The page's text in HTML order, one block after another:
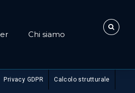
Chi siamo
Privacy GDPR Calcolo strutturale